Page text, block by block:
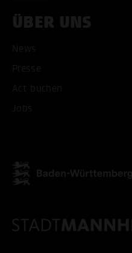
ÜBER UNS
News
Presse
Act buchen
Jobs